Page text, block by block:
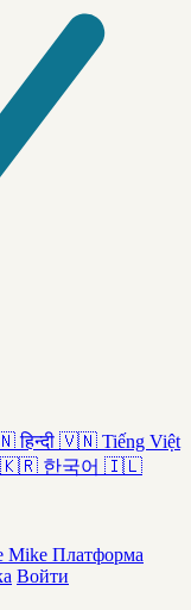
हिन्दी 🇻🇳 Tiếng Việt
🇰🇷 한국어 🇮🇱
Mike Платформа
Войти